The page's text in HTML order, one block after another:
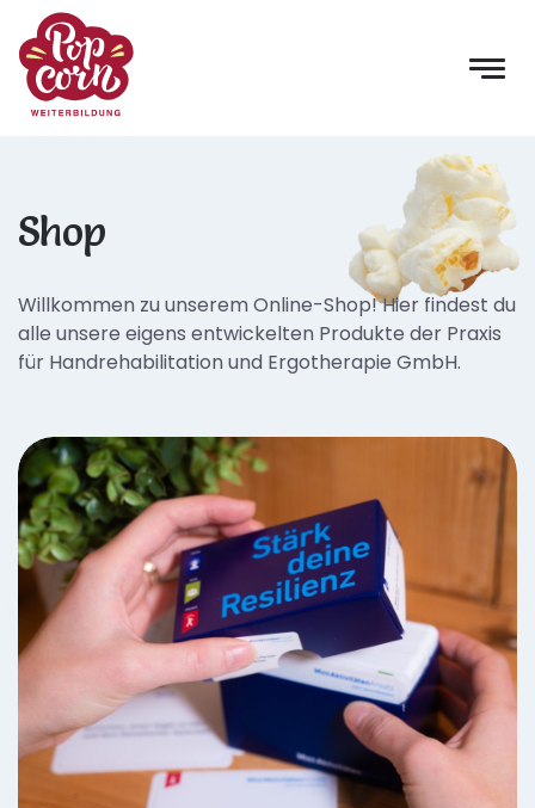
Shop
Willkommen zu unserem Online-Shop! Hier findest du
alle unsere eigens entwickelten Produkte der Praxis
für Handrehabilitation und Ergotherapie GmbH.